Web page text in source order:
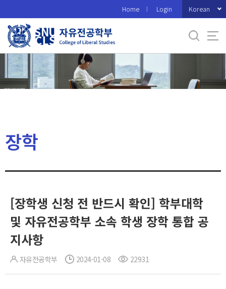
로
메
Home Login Korean
장학
[장학생 신청 전 반드시 확인] 학부대학
및 자유전공학부 소속 학생 장학 통합 공
지사항
자유전공학부 2024-01-08 22931